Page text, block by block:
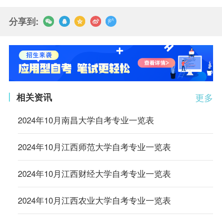
分享到:
更多
相关资讯
2024年10月南昌大学自考专业一览表
2024年10月江西师范大学自考专业一览表
2024年10月江西财经大学自考专业一览表
2024年10月江西农业大学自考专业一览表